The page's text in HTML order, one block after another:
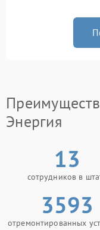
Энергия
13
сотрудников в
3593
отремонтированных